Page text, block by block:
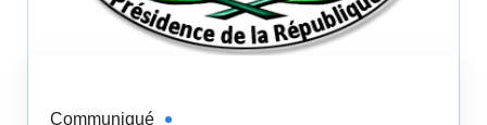
Communiqué